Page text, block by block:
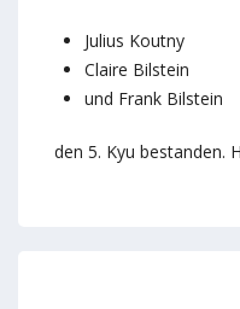
Julius Koutny
Claire Bilstein
und Frank Bilstein
den 5. Kyu bestanden.